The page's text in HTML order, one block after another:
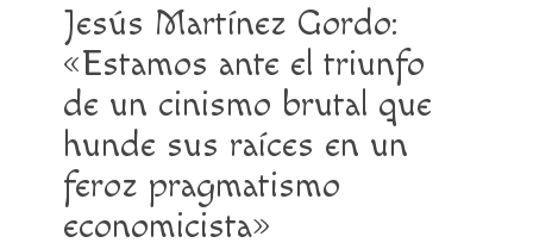
Jesús Martínez Gordo:
«Estamos ante el triunfo
de un cinismo brutal que
hunde sus raíces en un
feroz pragmatismo
economicista»